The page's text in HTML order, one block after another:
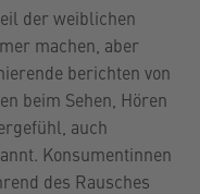
der weiblichen
machen, aber
berichten von
beim Sehen, Hören
auch
Konsumentinnen
des Rausches